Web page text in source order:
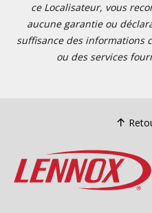
ce Localisateur, vous
aucune garantie ou
suffisance des informations
ou des services